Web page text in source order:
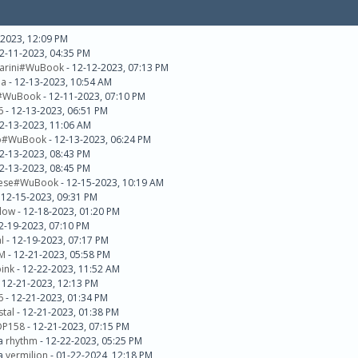
12:09 PM
11-2023, 04:35 PM
- 12-12-2023, 07:13 PM
- 12-13-2023, 10:54 AM
- 12-11-2023, 07:10 PM
- 12-13-2023, 06:51 PM
13-2023, 11:06 AM
- 12-13-2023, 06:24 PM
13-2023, 08:43 PM
13-2023, 08:45 PM
- 12-15-2023, 10:19 AM
15-2023, 09:31 PM
- 12-18-2023, 01:20 PM
19-2023, 07:10 PM
- 12-19-2023, 07:17 PM
- 12-21-2023, 05:58 PM
- 12-22-2023, 11:52 AM
21-2023, 12:13 PM
- 12-21-2023, 01:34 PM
- 12-21-2023, 01:38 PM
- 12-21-2023, 07:15 PM
rhythm - 12-22-2023, 05:25 PM
vermilion - 01-22-2024, 12:18 PM